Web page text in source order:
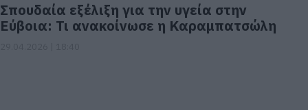
Σπουδαία εξέλιξη για την υγεία στην
Εύβοια: Τι ανακοίνωσε η Καραμπατσώλη